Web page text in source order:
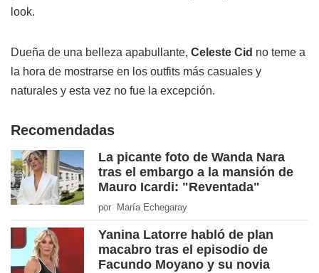
look.
Dueña de una belleza apabullante, Celeste Cid no teme a
la hora de mostrarse en los outfits más casuales y
naturales y esta vez no fue la excepción.
Recomendadas
La picante foto de Wanda Nara
tras el embargo a la mansión de
Mauro Icardi: "Reventada"
por María Echegaray
Yanina Latorre habló de plan
macabro tras el episodio de
Facundo Moyano y su novia